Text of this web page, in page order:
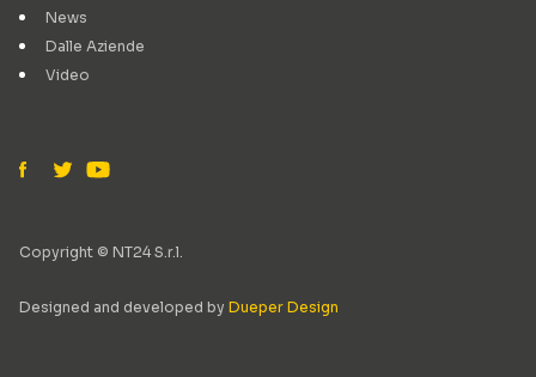
News
Dalle Aziende
Video
Copyright © NT24 S.r.l.
Designed and developed by Dueper Design